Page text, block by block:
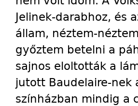
Jelinek-darabhoz, és
állam, néztem-
győztem betelni a
sajnos eloltották a
jutott Baudelaire-nek
színházban mindig a